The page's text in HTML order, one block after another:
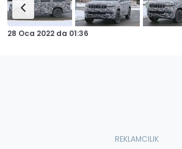
28 Oca 2022 da 01:36